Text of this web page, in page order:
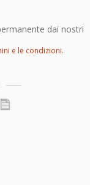
dai nostri
e le condizioni.